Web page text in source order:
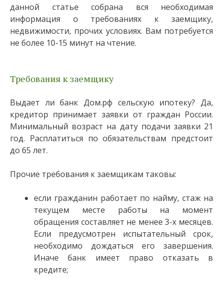
данной статье собрана вся необходимая
информация о требованиях к заемщику,
недвижимости, прочих условиях. Вам потребуется
не более 10-15 минут на чтение.
Требования к заемщику
Выдает ли банк Дом.рф сельскую ипотеку? Да,
кредитор принимает заявки от граждан России.
Минимальный возраст на дату подачи заявки 21
год. Расплатиться по обязательствам предстоит
до 65 лет.
Прочие требования к заемщикам таковы:
если гражданин работает по найму, стаж на
текущем месте работы на момент
обращения составляет не менее 3-х месяцев.
Если предусмотрен испытательный срок,
необходимо дождаться его завершения.
Иначе банк имеет право отказать в
кредите;